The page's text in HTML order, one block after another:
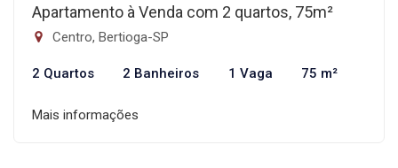
Apartamento à Venda com 2 quartos, 75m²
Centro, Bertioga-SP
2 Quartos 2 Banheiros 1 Vaga 75 m²
Mais informações